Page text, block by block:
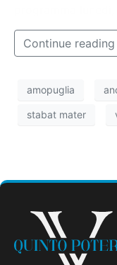
Continue reading
amopuglia
stabat mater